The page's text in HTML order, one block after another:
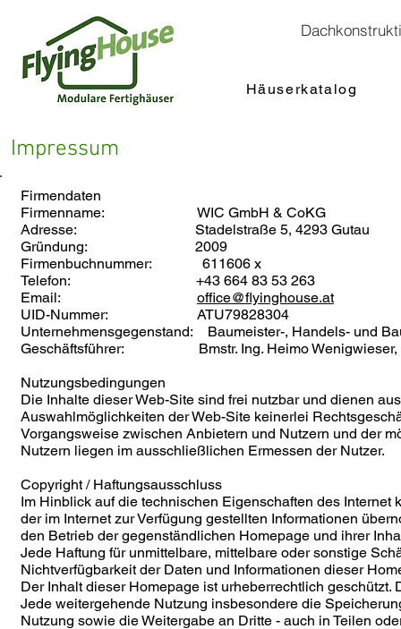
Häuserkatalog
Impressum
Firmendaten
Firmenname: WIC GmbH & CoKG
Adresse: Stadelstraße 5, 4293 Gutau
Gründung: 2009
Firmenbuchnummer: 611606 x
Telefon: +43 664 83 53 263
Email: office@flyinghouse.at
UID-Nummer: ATU79828304
Unternehmensgegenstand: Baumeister-, Handels- und
Geschäftsführer: Bmstr. Ing. Heimo Wenigwieser,
Nutzungsbedingungen
Die Inhalte dieser Web-Site sind frei nutzbar und dienen
Auswahlmöglichkeiten der Web-Site keinerlei
Vorgangsweise zwischen Anbietern und Nutzern und der
Nutzern liegen im ausschließlichen Ermessen der Nutzer.
Copyright / Haftungsausschluss
Im Hinblick auf die technischen Eigenschaften des
der im Internet zur Verfügung gestellten Informationen
den Betrieb der gegenständlichen Homepage und ihrer
Jede Haftung für unmittelbare, mittelbare oder sonstige
Nichtverfügbarkeit der Daten und Informationen dieser
Der Inhalt dieser Homepage ist urheberrechtlich
Jede weitergehende Nutzung insbesondere die
Nutzung sowie die Weitergabe an Dritte - auch in Teilen